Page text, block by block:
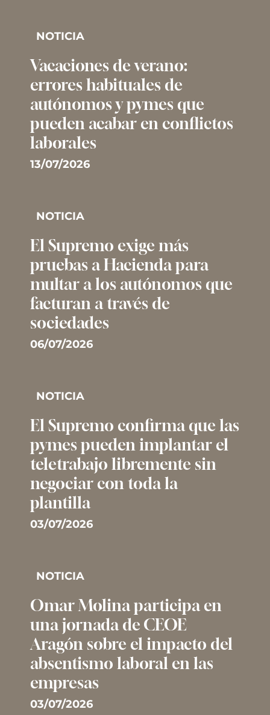
NOTICIA
Vacaciones de verano:
errores habituales de
autónomos y pymes que
pueden acabar en conflictos
laborales
13/07/2026
NOTICIA
El Supremo exige más
pruebas a Hacienda para
multar a los autónomos que
facturan a través de
sociedades
06/07/2026
NOTICIA
El Supremo confirma que las
pymes pueden implantar el
teletrabajo libremente sin
negociar con toda la
plantilla
03/07/2026
NOTICIA
Omar Molina participa en
una jornada de CEOE
Aragón sobre el impacto del
absentismo laboral en las
empresas
03/07/2026